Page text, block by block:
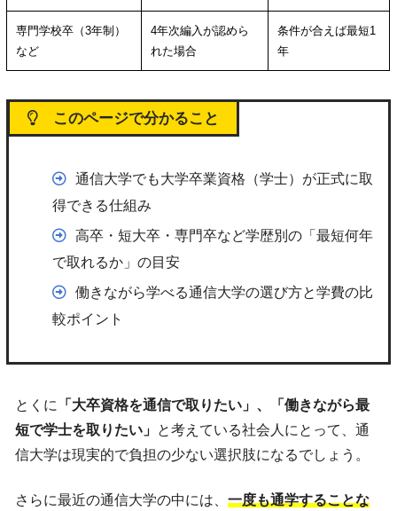
専門学校卒（3年制）
など
4年次編入が認めら
れた場合
条件が合えば最短1
年
このページで分かること
通信大学でも大学卒業資格（学士）が正式に取
得できる仕組み
高卒・短大卒・専門卒など学歴別の「最短何年
で取れるか」の目安
働きながら学べる通信大学の選び方と学費の比
較ポイント
とくに 「大卒資格を通信で取りたい」、「働きながら最
短で学士を取りたい」 と考えている社会人にとって、通
信大学は現実的で負担の少ない選択肢になるでしょう。
さらに最近の通信大学の中には、一度も通学することな